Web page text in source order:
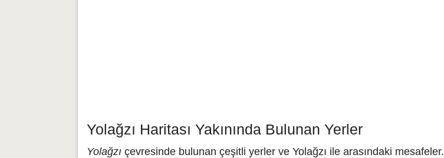
Yolağzı Haritası Yakınında Bulunan Yerler
Yolağzı çevresinde bulunan çeşitli yerler ve Yolağzı ile arasındaki mesafeler.